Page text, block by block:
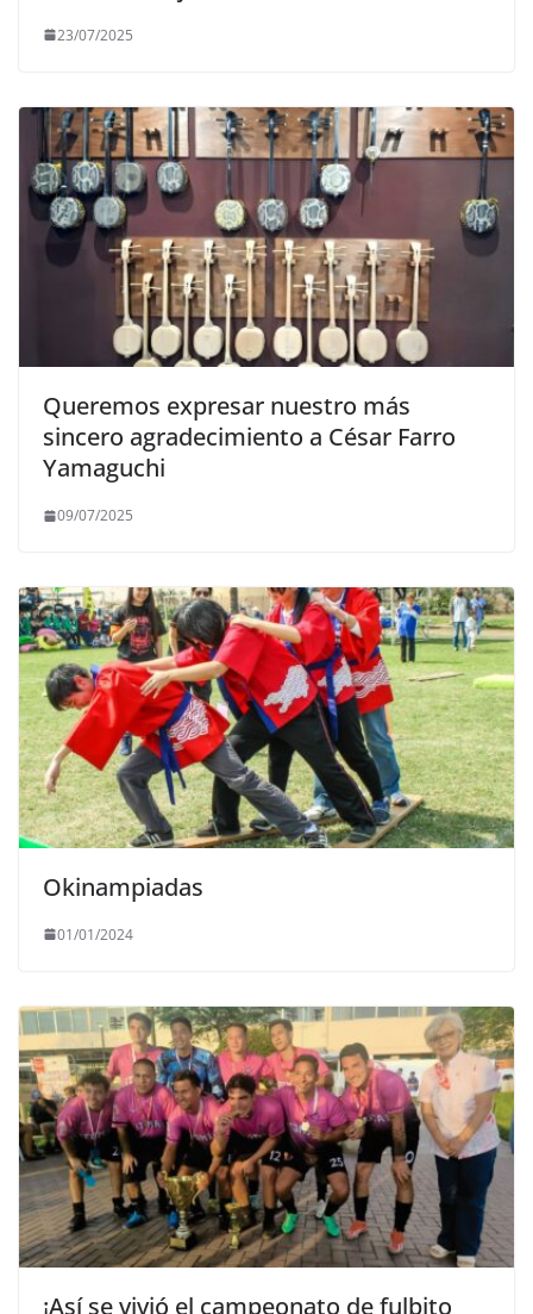
23/07/2025
Queremos expresar nuestro más
sincero agradecimiento a César Farro
Yamaguchi
09/07/2025
Okinampiadas
01/01/2024
¡Así se vivió el campeonato de fulbito